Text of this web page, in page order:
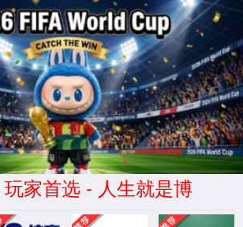
集团有限公司-
截详情
原因:
击
发了安全规则,请提交问题反馈